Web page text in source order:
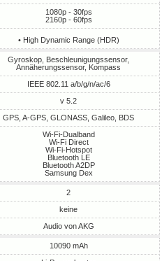
1080p - 30fps
2160p - 60fps
• High Dynamic Range (HDR)
Gyroskop, Beschleunigungssensor,
Annäherungssensor, Kompass
IEEE 802.11 a/b/g/n/ac/6
v 5.2
GPS, A-GPS, GLONASS, Galileo, BDS
Wi-Fi-Dualband
Wi-Fi Direct
Wi-Fi-Hotspot
Bluetooth LE
Bluetooth A2DP
Samsung Dex
2
keine
Audio von AKG
10090 mAh